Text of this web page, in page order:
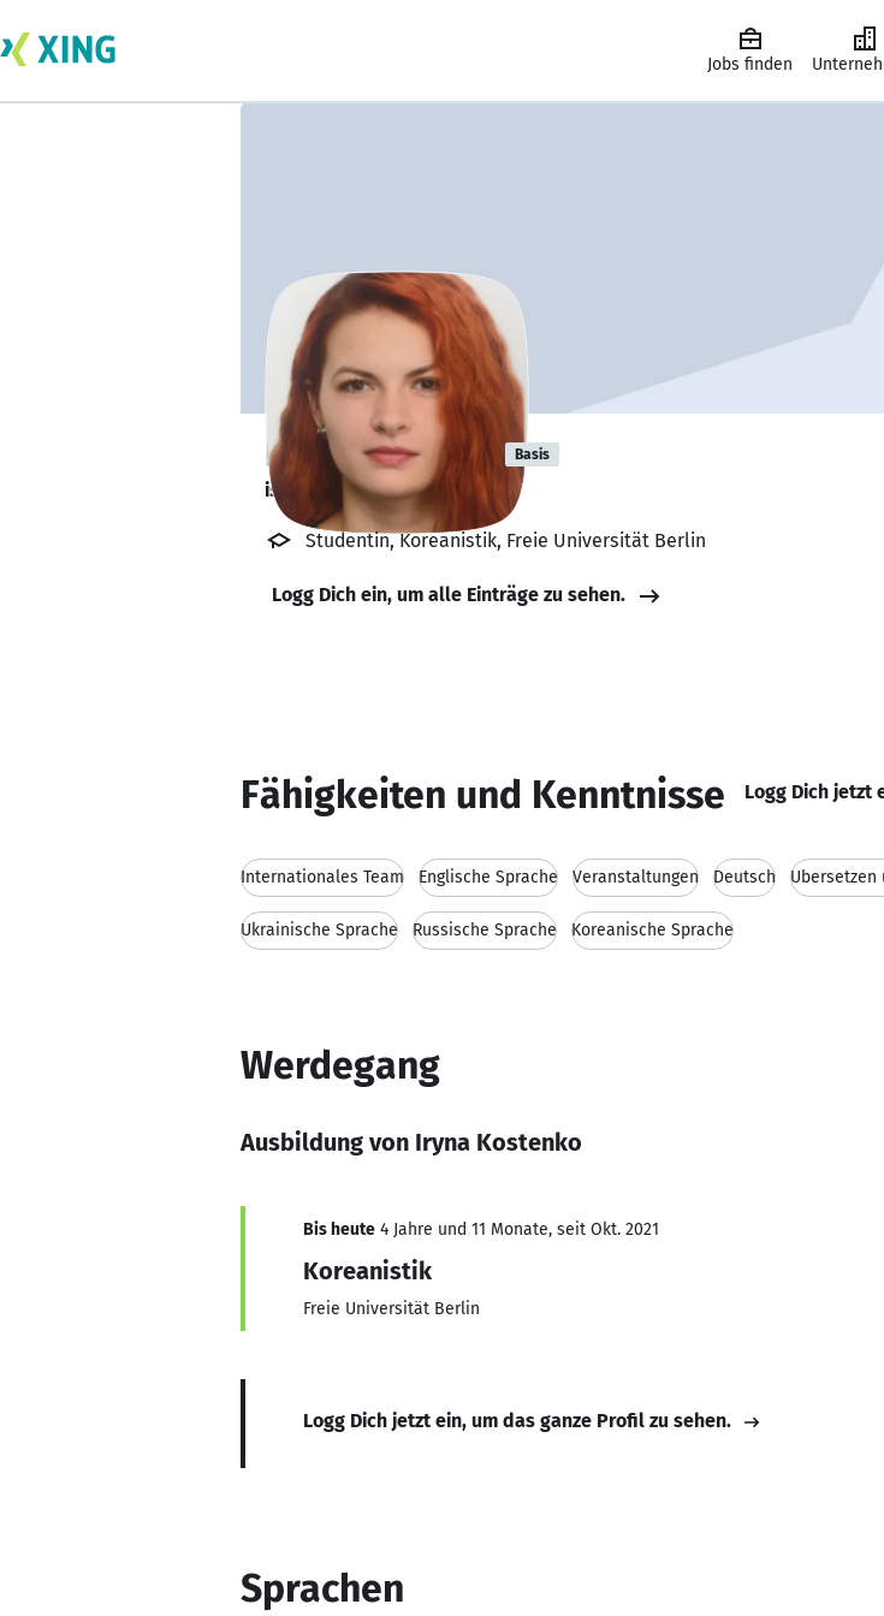
Jobs finden
Iryna Kostenko Basis
ist offen für Projekte. 🔎
Studentin, Koreanistik, Freie Universität Berlin
Logg Dich ein, um alle Einträge zu sehen.
Fähigkeiten und Kenntnisse Logg Dich jetzt
Internationales Team Englische Sprache Veranstaltungen Deutsch Übersetzen
Ukrainische Sprache Russische Sprache Koreanische Sprache
Werdegang
Ausbildung von Iryna Kostenko
Bis heute 4 Jahre und 11 Monate, seit Okt. 2021
Koreanistik
Freie Universität Berlin
Logg Dich jetzt ein, um das ganze Profil zu sehen.
Sprachen